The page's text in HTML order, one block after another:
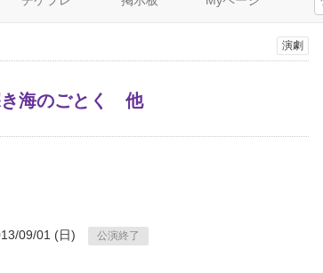
演劇
き海のごとく 他
09/01 (日)
公演終了